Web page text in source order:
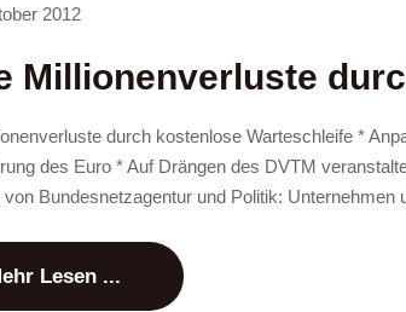
2012
Millionenverluste
durch kostenlose Warteschleife *
des Euro * Auf Drängen des DVTM
von Bundesnetzagentur und Politik:
Lesen ...